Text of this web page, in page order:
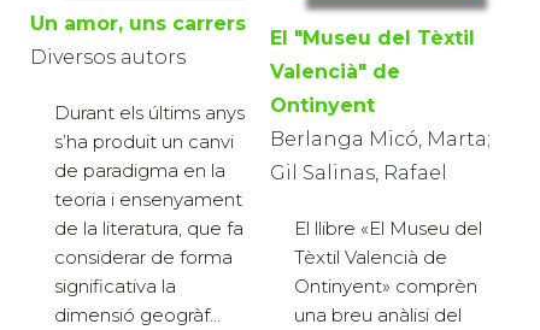
Un amor, uns carrers
Diversos autors
Durant els últims anys
s’ha produït un canvi
de paradigma en la
teoria i ensenyament
de la literatura, que fa
considerar de forma
significativa la
dimensió geogràf...
El "Museu del Tèxtil
Valencià" de
Ontinyent
Berlanga Micó, Marta;
Gil Salinas, Rafael
El llibre «El Museu del
Tèxtil Valencià de
Ontinyent» comprèn
una breu anàlisi del